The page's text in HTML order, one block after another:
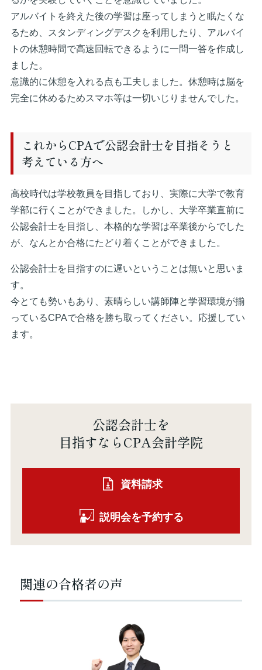
アルバイトを終えた後の学習は座ってしまうと眠たくな
るため、スタンディングデスクを利用したり、アルバイ
トの休憩時間で高速回転できるように一問一答を作成し
ました。
意識的に休憩を入れる点も工夫しました。休憩時は脳を
完全に休めるためスマホ等は一切いじりませんでした。
これからCPAで公認会計士を目指そうと
考えている方へ
高校時代は学校教員を目指しており、実際に大学で教育
学部に行くことができました。しかし、大学卒業直前に
公認会計士を目指し、本格的な学習は卒業後からでした
が、なんとか合格にたどり着くことができました。
公認会計士を目指すのに遅いということは無いと思いま
す。
今とても勢いもあり、素晴らしい講師陣と学習環境が揃
っているCPAで合格を勝ち取ってください。応援してい
ます。
公認会計士を
目指すならCPA会計学院
資料請求
説明会を予約する
関連の合格者の声